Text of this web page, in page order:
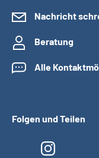
Nachricht
Beratung
Alle
Folgen und Teilen